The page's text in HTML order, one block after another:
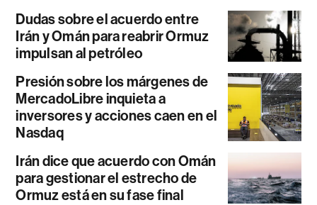
Dudas sobre el acuerdo entre
Irán y Omán para reabrir Ormuz
impulsan al petróleo
Presión sobre los márgenes de
MercadoLibre inquieta a
inversores y acciones caen en el
Nasdaq
Irán dice que acuerdo con Omán
para gestionar el estrecho de
Ormuz está en su fase final